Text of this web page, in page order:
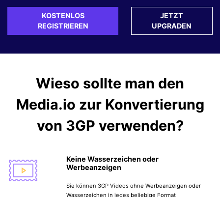
KOSTENLOS
REGISTRIEREN
JETZT
UPGRADEN
Wieso sollte man den
Media.io zur Konvertierung
von 3GP verwenden?
Keine Wasserzeichen oder
Werbeanzeigen
Sie können 3GP Videos ohne Werbeanzeigen oder
Wasserzeichen in jedes beliebige Format